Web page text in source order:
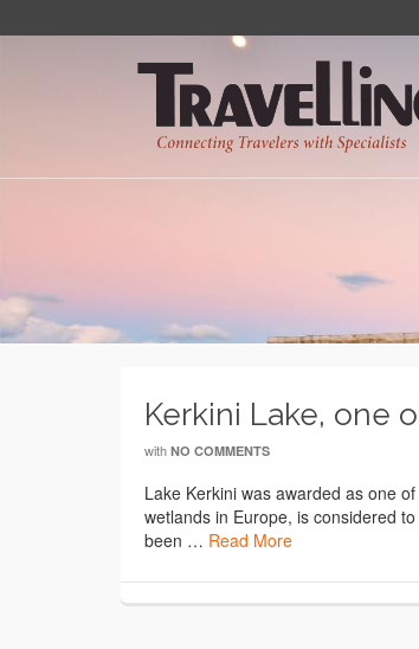
Kerkini Lake, one
with NO COMMENTS
Lake Kerkini was awarded as one
wetlands in Europe, is considered
been … Read More